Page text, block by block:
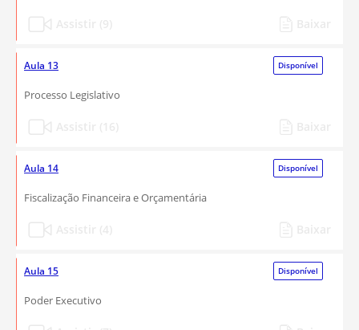
Aula 13 Disponível
Processo Legislativo
Aula 14 Disponível
Fiscalização Financeira e Orçamentária
Aula 15 Disponível
Poder Executivo